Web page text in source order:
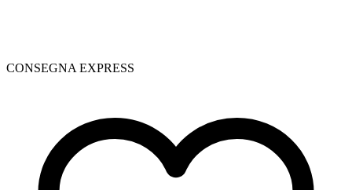
CONSEGNA EXPRESS